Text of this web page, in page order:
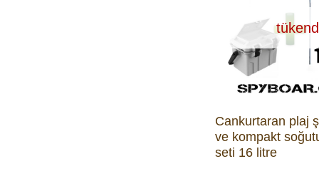
Cankurtaran plaj
ve kompakt
seti 16 litre